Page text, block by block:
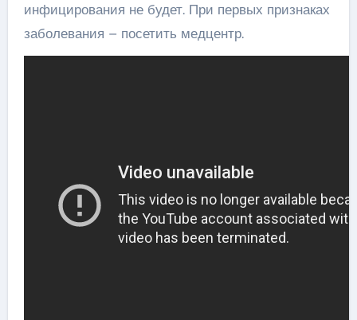
инфицирования не будет. При первых признаках
заболевания – посетить медцентр.